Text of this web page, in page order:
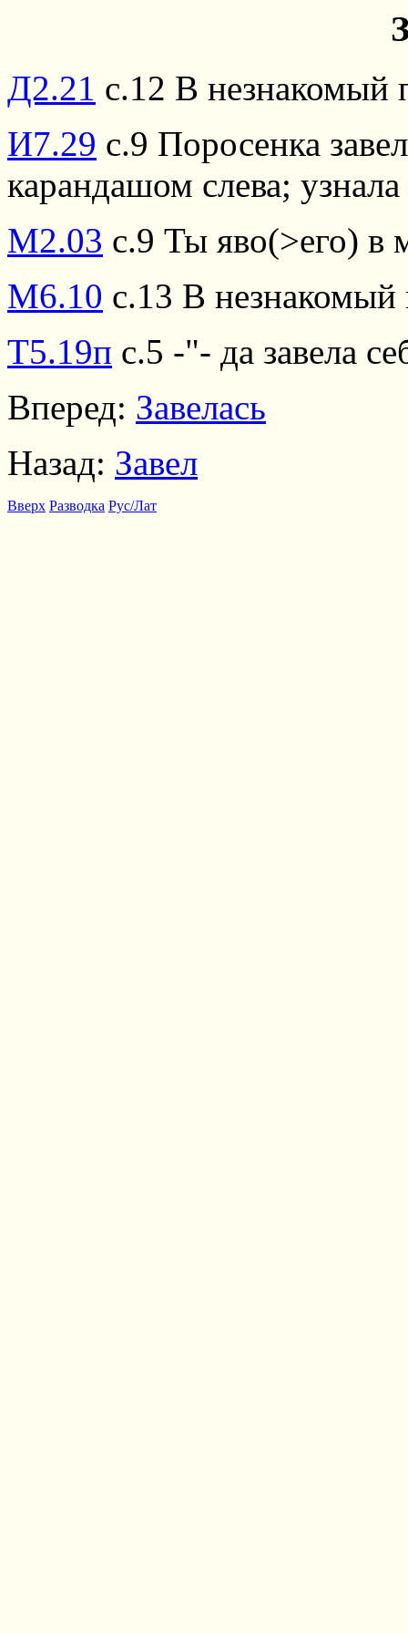
Д2.21 с.12 В незнакомый
И7.29 с.9 Поросенка
карандашом слева; узнала
М2.03 с.9 Ты яво(>его) в
М6.10 с.13 В незнакомый
Т5.19п с.5 -"- да завела
Вперед: Завелась
Назад: Завел
Вверх Разводка Рус/Лат